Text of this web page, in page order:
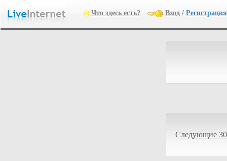
Что здесь есть? Вход / Регистрация
Следующие